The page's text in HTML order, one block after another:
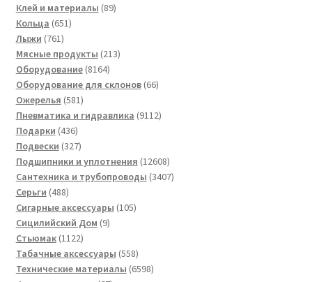
товаров
Клей и материалы 8989
Кольца 651651
Лыжи 761761
товар
Мясные продукты 213213
Оборудование 81648164
товара
Оборудование для склонов 6666
Ожерелья 581581
товар
Пневматика и гидравлика 91129112
Подарки 436436
товаров
Подвески 327327
товаров
Подшипники и уплотнения 1260812608
товаров
Сантехника и трубопроводы 34073407
Серьги 488488
товаров
Сигарные аксессуары 105105
Сицилийский Дом 99
Стьюмак 11221122
товара
Табачные аксессуары 558558
товаров
Технические материалы 65986598